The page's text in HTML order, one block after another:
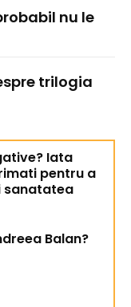
nu le
trilogia
Iata
pentru a
sanatatea
Balan?